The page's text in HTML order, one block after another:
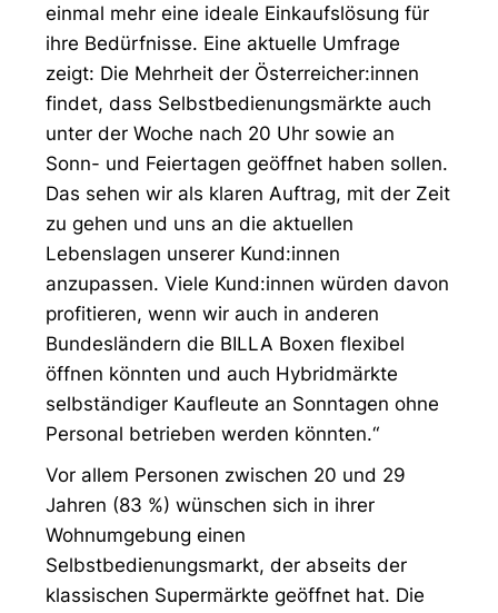
einmal mehr eine ideale Einkaufslösung für
ihre Bedürfnisse. Eine aktuelle Umfrage
zeigt: Die Mehrheit der Österreicher:innen
findet, dass Selbstbedienungsmärkte auch
unter der Woche nach 20 Uhr sowie an
Sonn- und Feiertagen geöffnet haben sollen.
Das sehen wir als klaren Auftrag, mit der Zeit
zu gehen und uns an die aktuellen
Lebenslagen unserer Kund:innen
anzupassen. Viele Kund:innen würden davon
profitieren, wenn wir auch in anderen
Bundesländern die BILLA Boxen flexibel
öffnen könnten und auch Hybridmärkte
selbständiger Kaufleute an Sonntagen ohne
Personal betrieben werden könnten.“
Vor allem Personen zwischen 20 und 29
Jahren (83 %) wünschen sich in ihrer
Wohnumgebung einen
Selbstbedienungsmarkt, der abseits der
klassischen Supermärkte geöffnet hat. Die